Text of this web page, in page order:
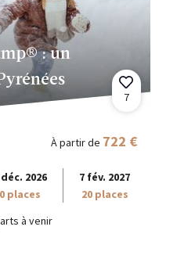
: un
7
À partir de 722 €
2026
places
7 fév. 2027
20 places
à venir